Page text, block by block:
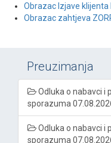
Obrazac Izjave klijenta
Obrazac zahtjeva
Preuzimanja
Odluka o nabavci i
sporazuma
Odluka o nabavci i
sporazuma